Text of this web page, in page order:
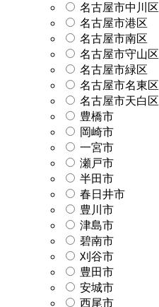
名古屋市中川区
名古屋市港区
名古屋市南区
名古屋市守山区
名古屋市緑区
名古屋市名東区
名古屋市天白区
豊橋市
岡崎市
一宮市
瀬戸市
半田市
春日井市
豊川市
津島市
碧南市
刈谷市
豊田市
安城市
西尾市